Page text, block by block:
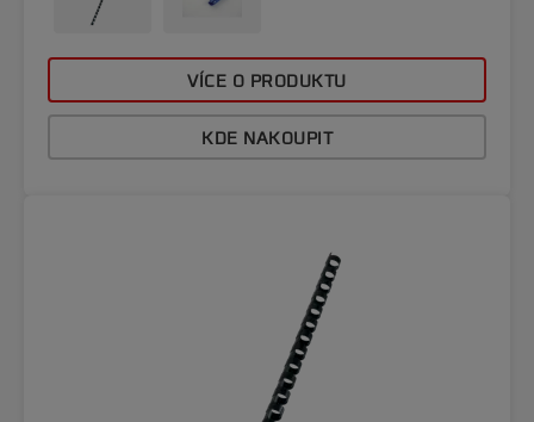
VÍCE O PRODUKTU
KDE NAKOUPIT